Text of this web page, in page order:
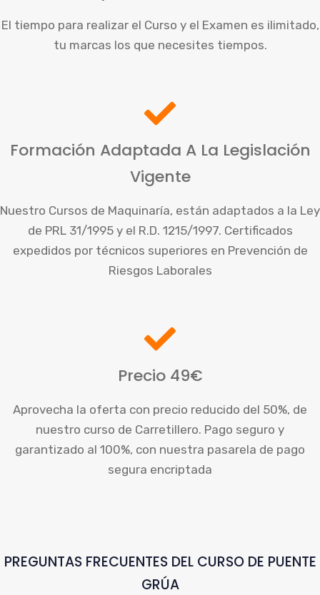
El tiempo para realizar el Curso y el Examen es ilimitado,
tu marcas los que necesites tiempos.
Formación Adaptada A La Legislación
Vigente
Nuestro Cursos de Maquinaría, están adaptados a la Ley
de PRL 31/1995 y el R.D. 1215/1997. Certificados
expedidos por técnicos superiores en Prevención de
Riesgos Laborales
Precio 49€
Aprovecha la oferta con precio reducido del 50%, de
nuestro curso de Carretillero. Pago seguro y
garantizado al 100%, con nuestra pasarela de pago
segura encriptada
PREGUNTAS FRECUENTES DEL CURSO DE PUENTE
GRÚA